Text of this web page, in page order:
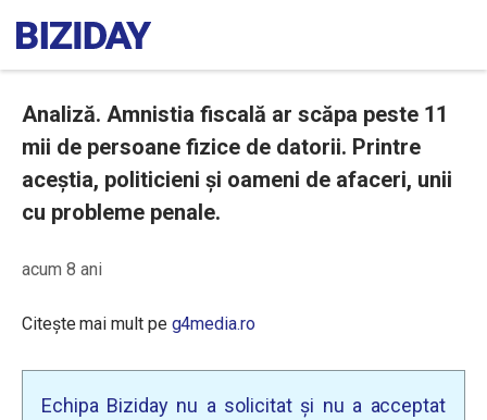
Analiză. Amnistia fiscală ar scăpa peste 11
mii de persoane fizice de datorii. Printre
aceștia, politicieni și oameni de afaceri, unii
cu probleme penale.
acum 8 ani
Citește mai mult pe g4media.ro
Echipa Biziday nu a solicitat și nu a acceptat